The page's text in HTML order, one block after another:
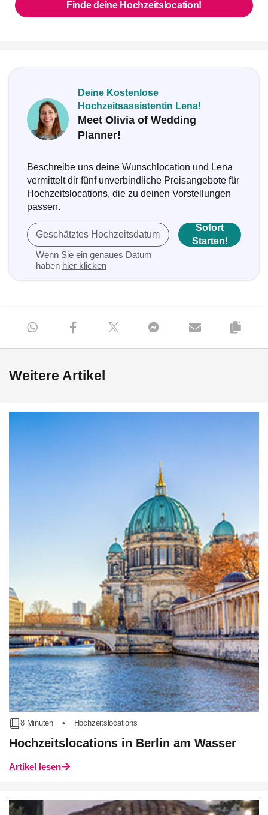
Finde deine Hochzeitslocation!
Deine Kostenlose
Hochzeitsassistentin Lena!
Meet Olivia of Wedding
Planner!
Beschreibe uns deine Wunschlocation und Lena
vermittelt dir fünf unverbindliche Preisangebote für
Hochzeitslocations, die zu deinen Vorstellungen
passen.
Geschätztes Hochzeitsdatum
Wenn Sie ein genaues Datum
haben hier klicken
Sofort
Starten!
Weitere Artikel
8 Minuten • Hochzeitslocations
Hochzeitslocations in Berlin am Wasser
Artikel lesen